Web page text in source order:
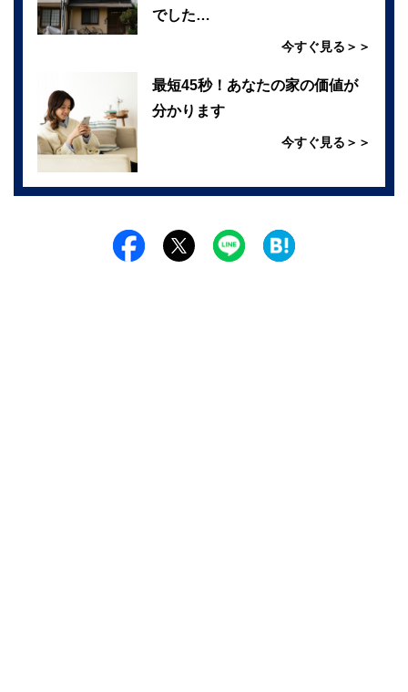
でした…
今すぐ見る＞＞
最短45秒！あなたの家の価値が
分かります
今すぐ見る＞＞